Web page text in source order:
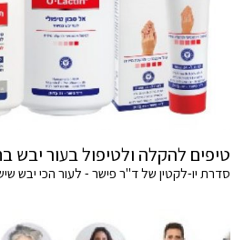
טיפים להקלה ולטיפול בעור יבש
סדרת יו-לקטין של ד"ר פישר - לעור הכי יבש